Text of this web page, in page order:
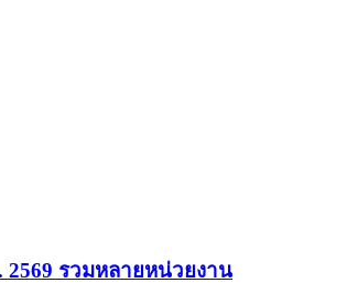
2569 รวมหลายหน่วยงาน